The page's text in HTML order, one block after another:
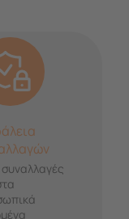
συναλλαγές